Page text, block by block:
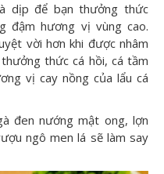
dịp để bạn thưởng thức
đậm hương vị vùng cao.
vời hơn khi được nhâm
thức cá hồi, cá tầm
vị cay nồng của lẩu cá
đen nướng mật ong, lợn
ngô men lá sẽ làm say